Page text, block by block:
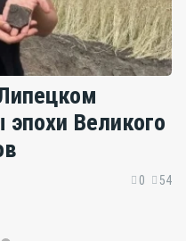
Великого
0 54